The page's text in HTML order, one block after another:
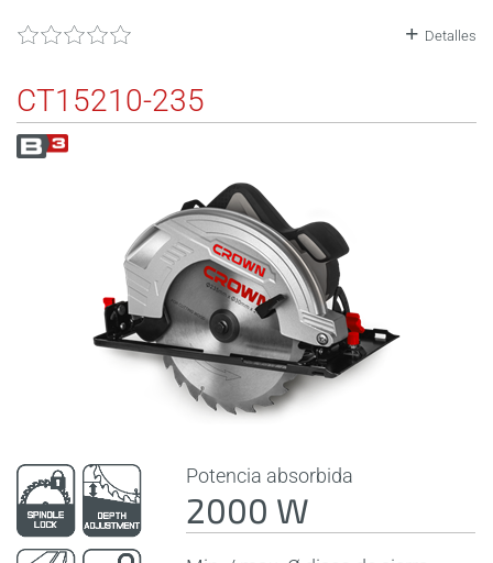
Detalles
CT15210-235
Potencia absorbida
2000 W